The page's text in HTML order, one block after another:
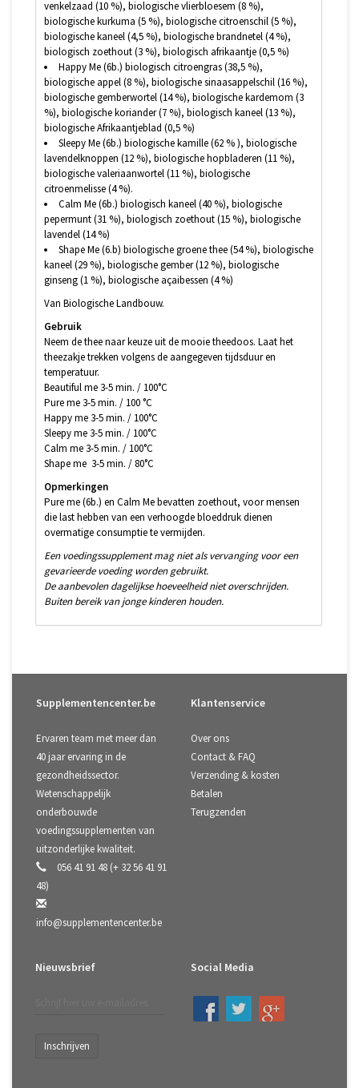
venkelzaad (10 %), biologische vlierbloesem (8 %),
biologische kurkuma (5 %), biologische citroenschil (5 %),
biologische kaneel (4,5 %), biologische brandnetel (4 %),
biologisch zoethout (3 %), biologisch afrikaantje (0,5 %)
Happy Me (6b.) biologisch citroengras (38,5 %),
biologische appel (8 %), biologische sinaasappelschil (16 %),
biologische gemberwortel (14 %), biologische kardemom (3
%), biologische koriander (7 %), biologisch kaneel (13 %),
biologische Afrikaantjeblad (0,5 %)
Sleepy Me (6b.) biologische kamille (62 % ), biologische
lavendelknoppen (12 %), biologische hopbladeren (11 %),
biologische valeriaanwortel (11 %), biologische
citroenmelisse (4 %).
Calm Me (6b.) biologisch kaneel (40 %), biologische
pepermunt (31 %), biologisch zoethout (15 %), biologische
lavendel (14 %)
Shape Me (6.b) biologische groene thee (54 %), biologische
kaneel (29 %), biologische gember (12 %), biologische
ginseng (1 %), biologische açaibessen (4 %)
Van Biologische Landbouw.
Gebruik
Neem de thee naar keuze uit de mooie theedoos. Laat het
theezakje trekken volgens de aangegeven tijdsduur en
temperatuur.
Beautiful me 3-5 min. / 100°C
Pure me 3-5 min. / 100 °C
Happy me 3-5 min. / 100°C
Sleepy me 3-5 min. / 100°C
Calm me 3-5 min. / 100°C
Shape me 3-5 min. / 80°C
Opmerkingen
Pure me (6b.) en Calm Me bevatten zoethout, voor mensen
die last hebben van een verhoogde bloeddruk dienen
overmatige consumptie te vermijden.
Een voedingssupplement mag niet als vervanging voor een
gevarieerde voeding worden gebruikt.
De aanbevolen dagelijkse hoeveelheid niet overschrijden.
Buiten bereik van jonge kinderen houden.
Supplementencenter.be
Ervaren team met meer dan
40 jaar ervaring in de
gezondheidssector.
Wetenschappelijk
onderbouwde
voedingssupplementen van
uitzonderlijke kwaliteit.
056 41 91 48 (+ 32 56 41 91
48)
info@supplementencenter.be
Klantenservice
Over ons
Contact & FAQ
Verzending & kosten
Betalen
Terugzenden
Nieuwsbrief
Inschrijven
Social Media